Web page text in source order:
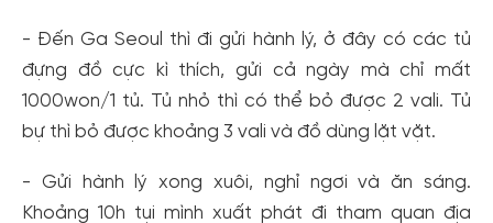
- Đến Ga Seoul thì đi gửi hành lý, ở đây có các tủ
đựng đồ cực kì thích, gửi cả ngày mà chỉ mất
1000won/1 tủ. Tủ nhỏ thì có thể bỏ được 2 vali. Tủ
bự thì bỏ được khoảng 3 vali và đồ dùng lặt vặt.
- Gửi hành lý xong xuôi, nghỉ ngơi và ăn sáng.
Khoảng 10h tụi mình xuất phát đi tham quan địa